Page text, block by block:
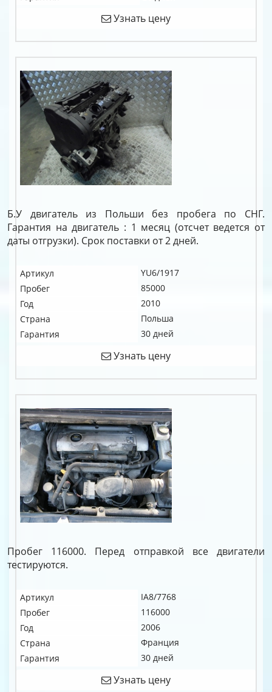
Узнать цену
Б.У двигатель из Польши без пробега по СНГ.
Гарантия на двигатель : 1 месяц (отсчет ведется от
даты отгрузки). Срок поставки от 2 дней.
Артикул
YU6/1917
Пробег
85000
Год
2010
Страна
Польша
Гарантия
30 дней
Узнать цену
Пробег 116000. Перед отправкой все двигатели
тестируются.
Артикул
IA8/7768
Пробег
116000
Год
2006
Страна
Франция
Гарантия
30 дней
Узнать цену